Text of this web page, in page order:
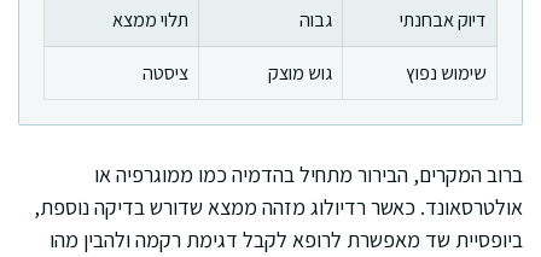
דיוק אבחנתי
גבוה
תלוי ממצא
שימוש נפוץ
גוש מוצק ציסטה
ברוב המקרים, הבירור מתחיל בהדמיה כמו ממוגרפיה או
אולטרסאונד. כאשר רדיולוג מזהה ממצא שדורש בדיקה נוספת,
ביופסיית שד מאפשרת לרופא לקבל דגימת רקמה ולהבין מהו